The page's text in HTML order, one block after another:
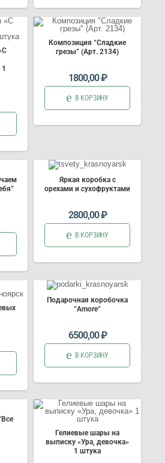
Композиция “Сладкие
грезы” (Арт. 2134)
1800,00₽
В КОРЗИНУ
Яркая коробка с
орехами и сухофруктами
2800,00₽
В КОРЗИНУ
Подарочная коробочка
“Amore”
6500,00₽
В КОРЗИНУ
Гелиевые шары на
выписку «Ура, девочка»
1 штука